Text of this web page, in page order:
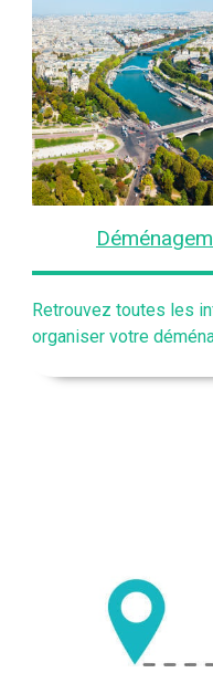
Retrouvez toutes les
organiser votre